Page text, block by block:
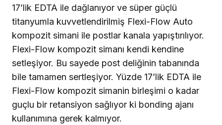
17’lik EDTA ile dağlanıyor ve süper güçlü
titanyumla kuvvetlendirilmiş Flexi-Flow Auto
kompozit simani ile postlar kanala yapıştırılıyor.
Flexi-Flow kompozit simanı kendi kendine
setleşiyor. Bu sayede post deliğinin tabanında
bile tamamen sertleşiyor. Yüzde 17’lik EDTA ile
Flexi-Flow kompozit simanin birleşimi o kadar
guçlu bir retansiyon sağlıyor ki bonding ajanı
kullanımına gerek kalmıyor.